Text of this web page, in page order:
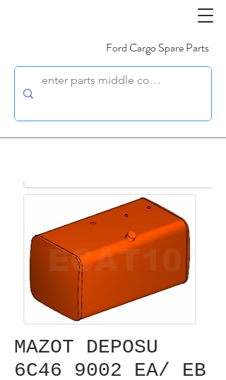
Ford Cargo Spare Parts
MAZOT DEPOSU
6C46 9002 EA/ EB